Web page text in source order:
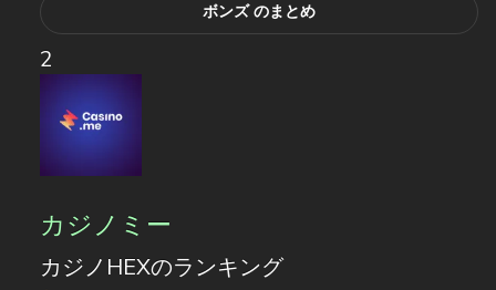
ボンズ のまとめ
2
カジノミー
カジノHEXのランキング